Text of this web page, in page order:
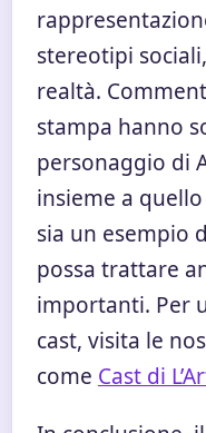
stereotipi
realtà.
stampa hanno
personaggio di
insieme a
sia un esempio
possa trattare
importanti. Per
cast, visita le
come Cast di